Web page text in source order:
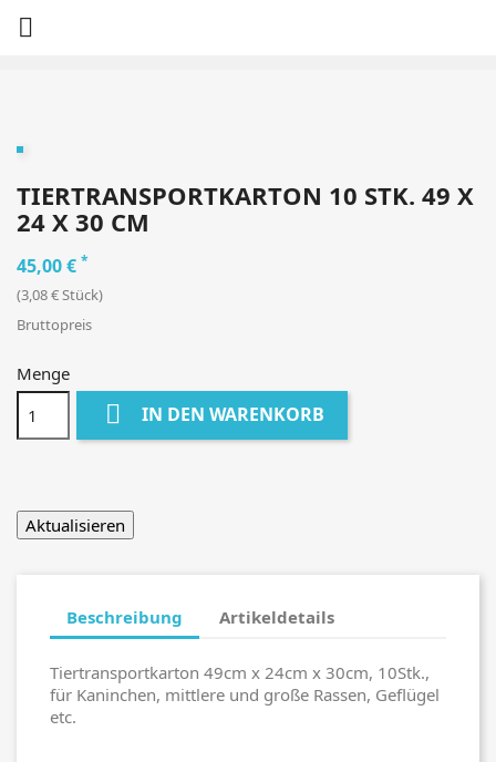

TIERTRANSPORTKARTON 10 STK. 49 X
24 X 30 CM
45,00 € *
(3,08 € Stück)
Bruttopreis
Menge
 IN DEN WARENKORB
Beschreibung Artikeldetails
Tiertransportkarton 49cm x 24cm x 30cm, 10Stk.,
für Kaninchen, mittlere und große Rassen, Geflügel
etc.